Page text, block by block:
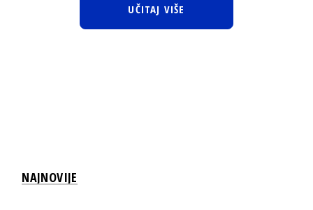
UČITAJ VIŠE
NAJNOVIJE